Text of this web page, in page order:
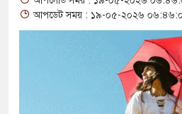
ইয়াবা, ট্যাপেন্টাডল ট্যাবলেট সহ মাদক
মুখোমুখি সংঘর্ষে নিহত বেড়ে ৯
আপডেট সময় : ১৯-০৫-২০২৬